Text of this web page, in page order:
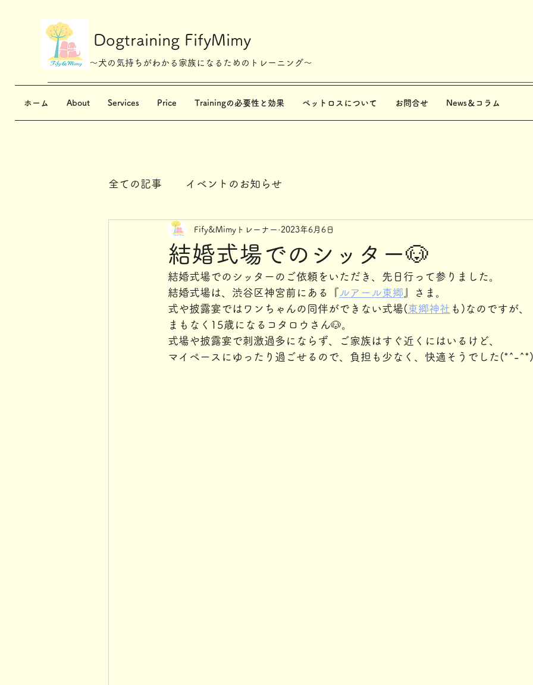
Dogtraining FifyMimy
～犬の気持ちがわかる家族になるためのトレーニング～
ホーム About Services Price Trainingの必要性と効果 ペットロスについて お問合せ News＆コラム
全ての記事 イベントのお知らせ
結婚式場でのシッター🐶
Fify&Mimyトレーナー 2023年6月6日
結婚式場でのシッターのご依頼をいただき、先日行って参りました。
結婚式場は、渋谷区神宮前にある『ルアール東郷 』さま。
式や披露宴ではワンちゃんの同伴ができない式場(東郷神社 も)なのですが、
まもなく15歳になるコタロウさん🐶。
式場や披露宴で刺激過多にならず、ご家族はすぐ近くにはいるけど、
マイペースにゆったり過ごせるので、負担も少なく、快適そうでした(*^-^*)